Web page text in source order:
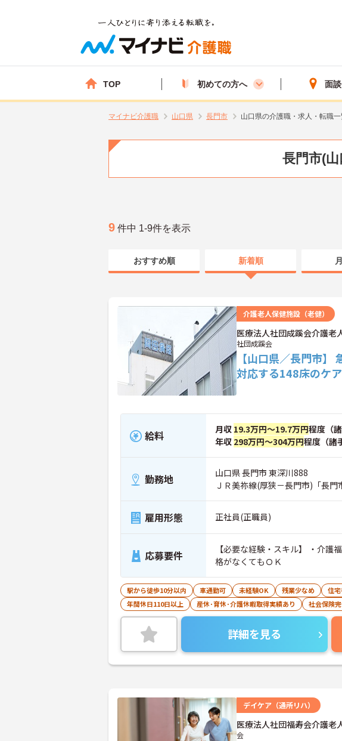
TOP 初めての方へ 面
マイナビ介護職 山口県 長門市 山口県の介護職・求人・転職
長門市(
9 件中 1-9件を表示
おすすめ順 新着順
介護老人保健施設（老健）
医療法人社団成蹊会介護
社団成蹊会
【山口県／長門市】
対応する148床のケ
給料 月収 19.3万円～19.7万円程度（
年収 298万円～304万円程度（諸
勤務地
山口県 長門市 東深川888
ＪＲ美祢線(厚狭－長門市)「長門
雇用形態 正社員(正職員)
応募要件
【必要な経験・スキル】 ・介護福祉士 ・経験不問 ※ヘルパーは資
格がなくてもＯＫ
駅から徒歩10分以内 車通勤可 未経験OK 残業少なめ 住
年間休日110日以上
産休･育休･介護休暇取得実績あり 社会保険
詳細を見る
デイケア（通所リハ）
医療法人社団福寿会介護老
会